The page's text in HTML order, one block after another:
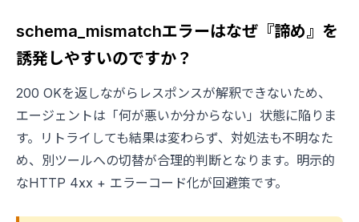
schema_mismatchエラーはなぜ『諦め』を
誘発しやすいのですか？
200 OKを返しながらレスポンスが解釈できないため、
エージェントは「何が悪いか分からない」状態に陥りま
す。リトライしても結果は変わらず、対処法も不明なた
め、別ツールへの切替が合理的判断となります。明示的
なHTTP 4xx + エラーコード化が回避策です。